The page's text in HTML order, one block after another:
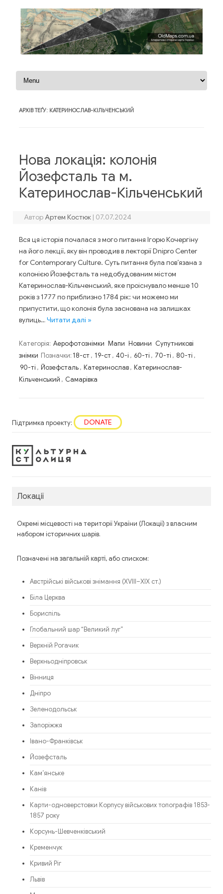
Перейти до контенту
АРХІВ ТЕҐУ: КАТЕРИНОСЛАВ-КІЛЬЧЕНСЬКИЙ
Нова локація: колонія
Йозефсталь та м.
Катеринослав-Кільченський
Автор Артем Костюк | 07.07.2024
Вся ця історія почалася з мого питання Ігорю Кочергіну
на його лекції, яку він проводив в лекторії Dnipro Center
for Contemporary Culture. Суть питання була пов’язана з
колонією Йозефсталь та недобудованим містом
Катеринослав-Кільченський, яке проіснувало менше 10
років з 1777 по приблизно 1784 рік: чи можемо ми
припустити, що колонія була заснована на залишках
вулиць…Читати далі »
Категорія: Аерофотознімки Мапи Новини Супутникові
знімки Позначки: 18-ст, 19-ст, 40-і , 60-ті , 70-ті , 80-ті ,
90-ті , Йозефсталь, Катеринослав, Катеринослав-
Кільченський , Самарівка
Підтримка проекту: DONATE
Локації
Окремі місцевості на території України (Локації) з власним
набором історичних шарів.
Позначені на загальній карті, або списком:
Австрійські військові знімання (XVIII–XIX ст.)
Біла Церква
Бориспіль
Глобальний шар “Великий луг”
Верхній Рогачик
Верхньодніпровськ
Вінниця
Дніпро
Зеленодольськ
Запоріжжя
Івано-Франківськ
Йозефсталь
Кам’янське
Канів
Карти-одноверстовки Корпусу військових топографів 1853-
1857 року
Корсунь-Шевченківський
Кременчук
Кривий Ріг
Львів